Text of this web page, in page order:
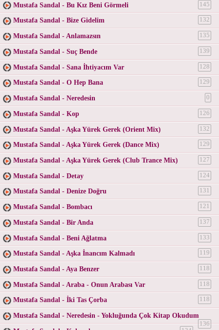
Mustafa Sandal - Bu Kız Beni Görmeli 145
Mustafa Sandal - Bize Gidelim 132
Mustafa Sandal - Anlamazsın 135
Mustafa Sandal - Suç Bende 139
Mustafa Sandal - Sana İhtiyacım Var 128
Mustafa Sandal - O Hep Bana 129
Mustafa Sandal - Neredesin 0
Mustafa Sandal - Kop 126
Mustafa Sandal - Aşka Yürek Gerek (Orient Mix) 132
Mustafa Sandal - Aşka Yürek Gerek (Dance Mix) 129
Mustafa Sandal - Aşka Yürek Gerek (Club Trance Mix) 127
Mustafa Sandal - Detay 124
Mustafa Sandal - Denize Doğru 131
Mustafa Sandal - Bombacı 121
Mustafa Sandal - Bir Anda 137
Mustafa Sandal - Beni Ağlatma 133
Mustafa Sandal - Aşka İnancım Kalmadı 119
Mustafa Sandal - Aya Benzer 118
Mustafa Sandal - Araba - Onun Arabası Var 118
Mustafa Sandal - İki Tas Çorba 118
Mustafa Sandal - Neredesin - Yokluğunda Çok Kitap Okudum
136